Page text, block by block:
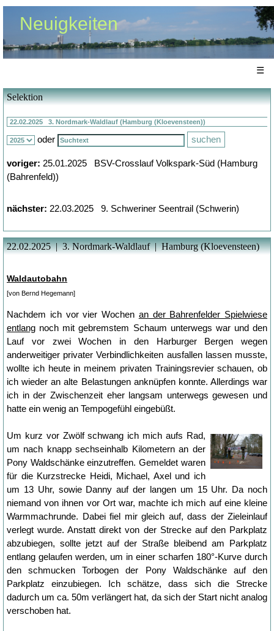
Neuigkeiten
☰
Selektion
oder
voriger: 25.01.2025 BSV-Crosslauf Volkspark-Süd (Hamburg
(Bahrenfeld))
nächster: 22.03.2025 9. Schweriner Seentrail (Schwerin)
22.02.2025 | 3. Nordmark-Waldlauf | Hamburg (Kloevensteen)
Waldautobahn
[von Bernd Hegemann]
Nachdem ich vor vier Wochen an der Bahrenfelder Spielwiese
entlang noch mit gebremstem Schaum unterwegs war und den
Lauf vor zwei Wochen in den Harburger Bergen wegen
anderweitiger privater Verbindlichkeiten ausfallen lassen musste,
wollte ich heute in meinem privaten Trainingsrevier schauen, ob
ich wieder an alte Belastungen anknüpfen konnte. Allerdings war
ich in der Zwischenzeit eher langsam unterwegs gewesen und
hatte ein wenig an Tempogefühl eingebüßt.
Um kurz vor Zwölf schwang ich mich aufs Rad,
um nach knapp sechseinhalb Kilometern an der
Pony Waldschänke einzutreffen. Gemeldet waren
für die Kurzstrecke Heidi, Michael, Axel und ich
um 13 Uhr, sowie Danny auf der langen um 15 Uhr. Da noch
niemand von ihnen vor Ort war, machte ich mich auf eine kleine
Warmmachrunde. Dabei fiel mir gleich auf, dass der Zieleinlauf
verlegt wurde. Anstatt direkt von der Strecke auf den Parkplatz
abzubiegen, sollte jetzt auf der Straße bleibend am Parkplatz
entlang gelaufen werden, um in einer scharfen 180°-Kurve durch
den schmucken Torbogen der Pony Waldschänke auf den
Parkplatz einzubiegen. Ich schätze, dass sich die Strecke
dadurch um ca. 50m verlängert hat, da sich der Start nicht analog
verschoben hat.